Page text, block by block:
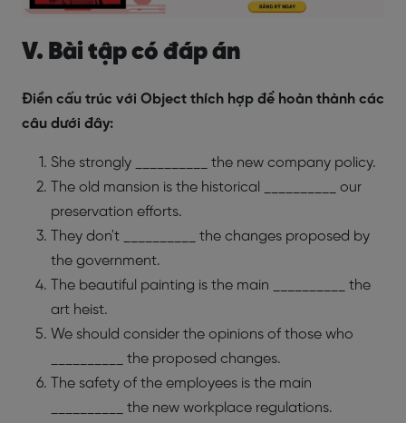
V. Bài tập có đáp án
Điền cấu trúc với Object thích hợp để hoàn thành các
câu dưới đây:
She strongly __________ the new company policy.
The old mansion is the historical __________ our
preservation efforts.
They don't __________ the changes proposed by
the government.
The beautiful painting is the main __________ the
art heist.
We should consider the opinions of those who
__________ the proposed changes.
The safety of the employees is the main
__________ the new workplace regulations.